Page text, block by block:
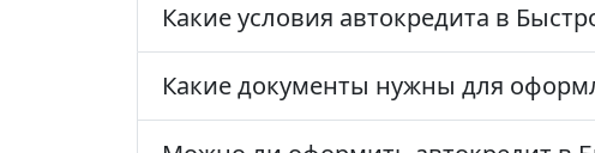
Какие условия автокредита в
Какие документы нужны для